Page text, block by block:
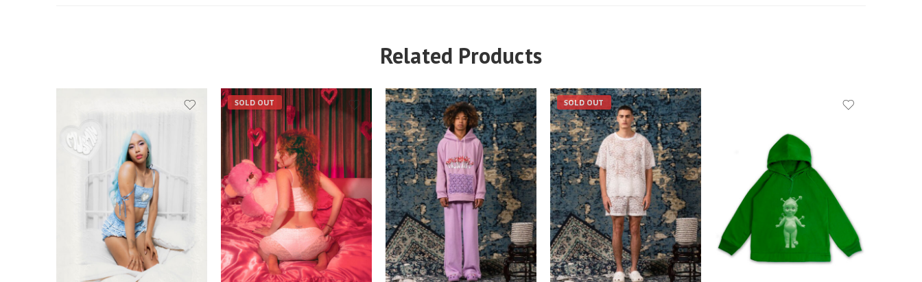
Related Products
SOLD OUT SOLD OUT